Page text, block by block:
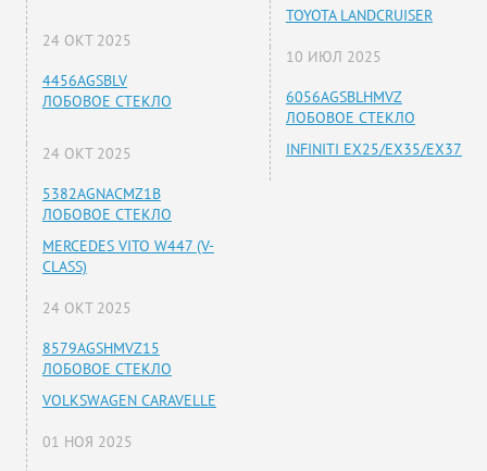
24 ОКТ 2025
4456AGSBLV
ЛОБОВОЕ СТЕКЛО
24 ОКТ 2025
5382AGNACMZ1B
ЛОБОВОЕ СТЕКЛО
MERCEDES VITO W447 (V-
CLASS)
24 ОКТ 2025
8579AGSHMVZ15
ЛОБОВОЕ СТЕКЛО
VOLKSWAGEN CARAVELLE
01 НОЯ 2025
TOYOTA LANDCRUISER
10 ИЮЛ 2025
6056AGSBLHMVZ
ЛОБОВОЕ СТЕКЛО
INFINITI EX25/EX35/EX37